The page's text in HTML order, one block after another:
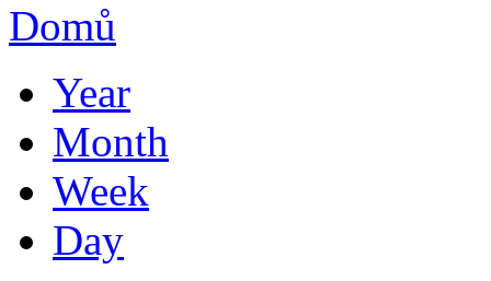
Domů
Year
Month
Week
Day